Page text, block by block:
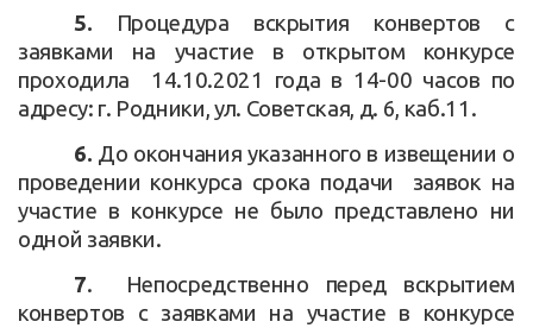
5. Процедура вскрытия конвертов с
заявками на участие в открытом конкурсе
проходила 14.10.2021 года в 14-00 часов по
адресу: г. Родники, ул. Советская, д. 6, каб.11.
6. До окончания указанного в извещении о
проведении конкурса срока подачи заявок на
участие в конкурсе не было представлено ни
одной заявки.
7. Непосредственно перед вскрытием
конвертов с заявками на участие в конкурсе